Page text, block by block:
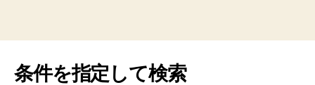
条件を指定して検索